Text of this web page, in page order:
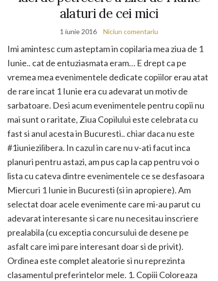
alaturi de cei mici
1 iunie 2016 Niciun comentariu
Imi amintesc cum asteptam in copilaria mea ziua de 1
Iunie.. cat de entuziasmata eram… E drept ca pe
vremea mea evenimentele dedicate copiilor erau atat
de rare incat 1 Iunie era cu adevarat un motiv de
sarbatoare. Desi acum evenimentele pentru copii nu
mai sunt o raritate, Ziua Copilului este celebrata cu
fast si anul acesta in Bucuresti.. chiar daca nu este
#1iuniezilibera. In cazul in care nu v-ati facut inca
planuri pentru astazi, am pus cap la cap pentru voi o
lista cu cateva dintre evenimentele ce se desfasoara
Miercuri 1 Iunie in Bucuresti (si in apropiere). Am
selectat doar acele evenimente care mi-au parut cu
adevarat interesante si care nu necesitau inscriere
prealabila (cu exceptia concursului de desene pe
asfalt care imi pare interesant doar si de privit).
Ordinea este complet aleatorie si nu reprezinta
clasamentul preferintelor mele. 1. Copiii Coloreaza